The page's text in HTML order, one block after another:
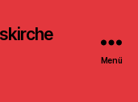
Menü